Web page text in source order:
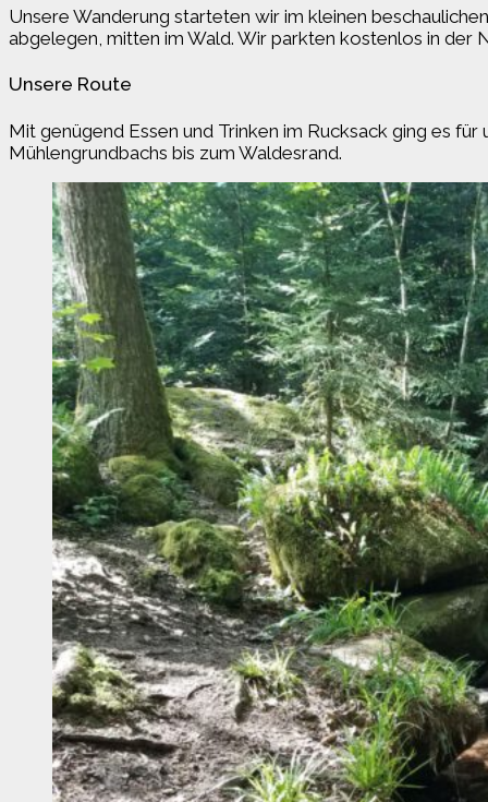
Unsere Wanderung starteten wir im kleinen
abgelegen, mitten im Wald. Wir parkten kostenlos in der
Unsere Route
Mit genügend Essen und Trinken im Rucksack ging es
Mühlengrundbachs bis zum Waldesrand.